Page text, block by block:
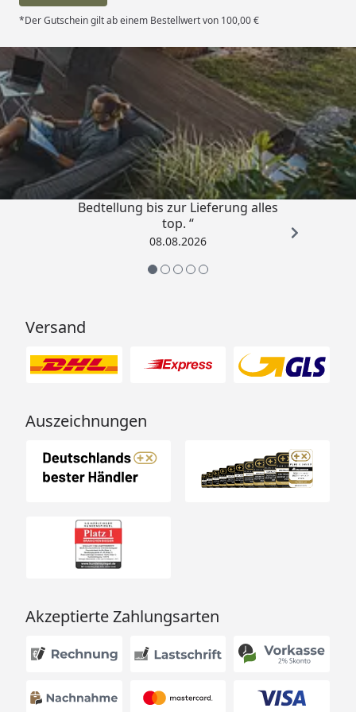
*Der Gutschein gilt ab einem Bestellwert von 100,00 €
Trusted Shops
4,81/ 5
„Von der Beschreigung über die
Bedtellung bis zur Lieferung alles
top. “
08.08.2026
Versand
Auszeichnungen
Akzeptierte Zahlungsarten